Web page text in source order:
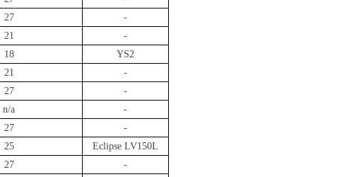
27
-
21
-
18
YS2
21
-
27
-
n/a
-
27
-
25
Eclipse LV150L
27
-